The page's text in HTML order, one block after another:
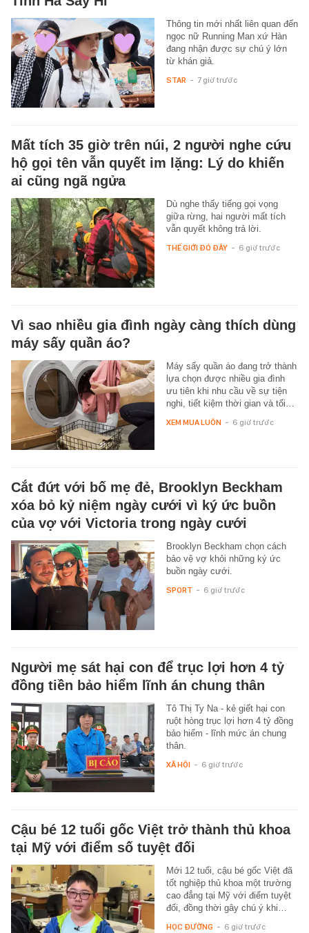
Thông tin mới nhất liên quan đến
ngọc nữ Running Man xứ Hàn
đang nhận được sự chú ý lớn
từ khán giả.
STAR - 7 giờ trước
Mất tích 35 giờ trên núi, 2 người nghe cứu
hộ gọi tên vẫn quyết im lặng: Lý do khiến
ai cũng ngã ngửa
Dù nghe thấy tiếng gọi vọng
giữa rừng, hai người mất tích
vẫn quyết không trả lời.
THẾ GIỚI ĐÓ ĐÂY - 6 giờ trước
Vì sao nhiều gia đình ngày càng thích dùng
máy sấy quần áo?
Máy sấy quần áo đang trở thành
lựa chọn được nhiều gia đình
ưu tiên khi nhu cầu về sự tiện
nghi, tiết kiệm thời gian và tối…
XEM MUA LUÔN - 6 giờ trước
Cắt đứt với bố mẹ đẻ, Brooklyn Beckham
xóa bỏ kỷ niệm ngày cưới vì ký ức buồn
của vợ với Victoria trong ngày cưới
Brooklyn Beckham chọn cách
bảo vệ vợ khỏi những ký ức
buồn ngày cưới.
SPORT - 6 giờ trước
Người mẹ sát hại con để trục lợi hơn 4 tỷ
đồng tiền bảo hiểm lĩnh án chung thân
Tô Thị Ty Na - kẻ giết hại con
ruột hòng trục lợi hơn 4 tỷ đồng
bảo hiểm - lĩnh mức án chung
thân.
XÃ HỘI - 6 giờ trước
Cậu bé 12 tuổi gốc Việt trở thành thủ khoa
tại Mỹ với điểm số tuyệt đối
Mới 12 tuổi, cậu bé gốc Việt đã
tốt nghiệp thủ khoa một trường
cao đẳng tại Mỹ với điểm tuyệt
đối, đồng thời gây chú ý khi…
HỌC ĐƯỜNG - 6 giờ trước